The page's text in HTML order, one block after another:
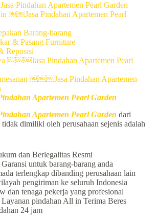
Pindahan Apartemen Pearl Garden
￼￼Jasa Pindahan Apartemen Pearl
Barang-barang
& Pasang Furniture
Reposisi
￼￼￼Jasa Pindahan Apartemen Pearl
￼￼￼Jasa Pindahan Apartemen
Apartemen Pearl Garden
Apartemen Pearl Garden dari
dimiliki oleh perusahaan sejenis adalah
dan Berlegalitas Resmi
untuk barang-barang anda
terlengkap dibanding perusahaan lain
pengiriman ke seluruh Indonesia
dan tenaga pekerja yang profesional
pindahan All in Terima Beres
24 jam